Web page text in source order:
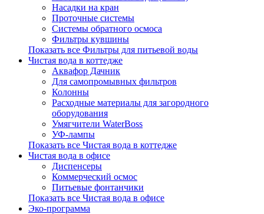
Насадки на кран
Проточные системы
Системы обратного осмоса
Фильтры кувшины
Показать все Фильтры для питьевой воды
Чистая вода в коттедже
Аквафор Дачник
Для самопромывных фильтров
Колонны
Расходные материалы для загородного
оборудования
Умягчители WaterBoss
УФ-лампы
Показать все Чистая вода в коттедже
Чистая вода в офисе
Диспенсеры
Коммерческий осмос
Питьевые фонтанчики
Показать все Чистая вода в офисе
Эко-программа